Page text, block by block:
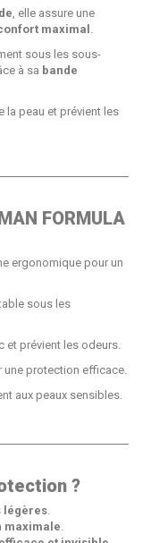
, elle assure une
maximal
sous les sous-
à sa bande
la peau et prévient les
FORMULA
ergonomique pour un
sous les
et prévient les odeurs.
une protection efficace.
aux peaux sensibles.
?
légères
maximale